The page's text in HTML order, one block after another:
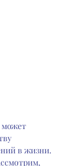
в жизни.